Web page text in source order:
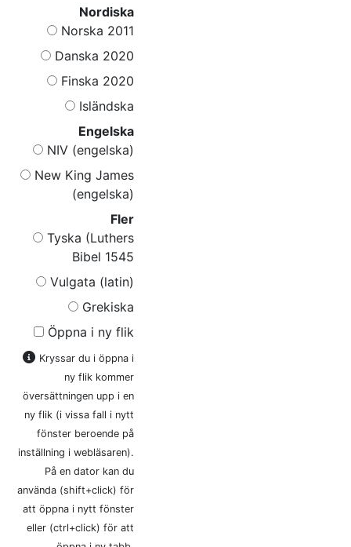
Nordiska
Norska 2011
Danska 2020
Finska 2020
Isländska
Engelska
NIV (engelska)
New King James
(engelska)
Fler
Tyska (Luthers
Bibel 1545
Vulgata (latin)
Grekiska
Öppna i ny flik
Kryssar du i öppna i
ny flik kommer
översättningen upp i en
ny flik (i vissa fall i nytt
fönster beroende på
inställning i webläsaren).
På en dator kan du
använda (shift+click) för
att öppna i nytt fönster
eller (ctrl+click) för att